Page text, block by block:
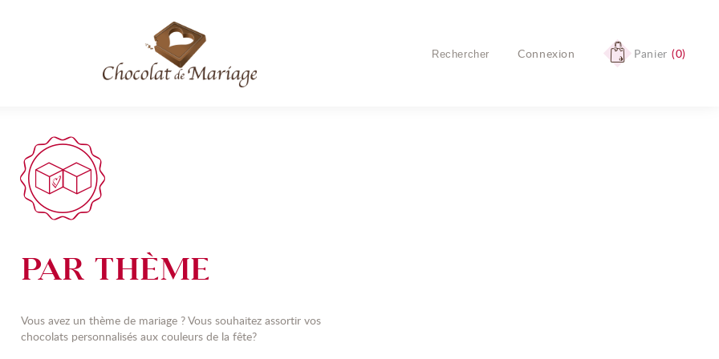
Connexion Panier 0
PAR THÈME
Vous avez un thème de mariage ? Vous souhaitez assortir vos
chocolats personnalisés aux couleurs de la fête?